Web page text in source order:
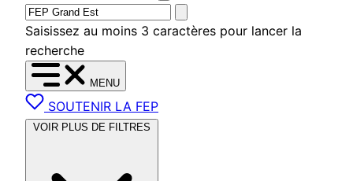
Saisissez au moins 3 caractères pour lancer la
recherche
MENU
SOUTENIR LA FEP
VOIR PLUS DE FILTRES